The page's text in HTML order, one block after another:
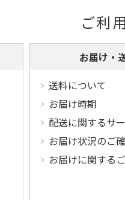
ご利
お届け・
送料について
お届け時期
配送に関するサ
お届け状況のご
お届けに関する